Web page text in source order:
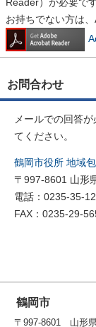
お持ちでない方は
お問合わせ
メールでの回答
てください。
鶴岡市役所 地域
〒997-8601 山形
電話：0235-35-
FAX：0235-29-
鶴岡市
〒997-8601 山形